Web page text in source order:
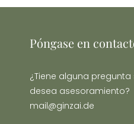
Póngase en
¿Tiene alguna
desea asesoramiento?
mail@ginzai.de